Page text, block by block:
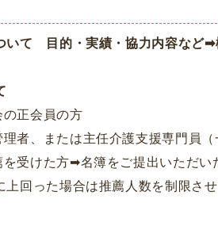
て 目的・実績・協力内容など➡
正会員の方
者、または主任介護支援専門員
受けた方➡名簿をご提出いただい
回った場合は推薦人数を制限さ